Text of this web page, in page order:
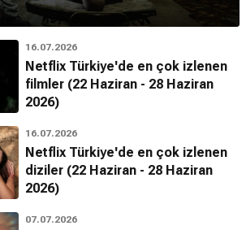
16.07.2026
Netflix Türkiye'de en çok izlenen
filmler (22 Haziran - 28 Haziran
2026)
16.07.2026
Netflix Türkiye'de en çok izlenen
diziler (22 Haziran - 28 Haziran
2026)
07.07.2026